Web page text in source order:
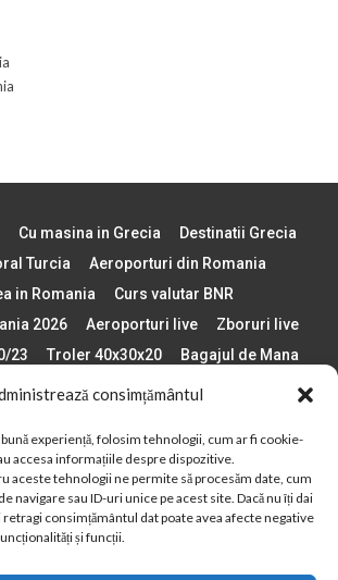
consimțământul
experiență, folosim tehnologii, cum ar fi cookie-
accesa informațiile despre dispozitive.
aceste tehnologii ne permite să procesăm date, cum
navigare sau ID-uri unice pe acest site. Dacă nu îți dai
consimțământul dat poate avea afecte negative
și funcții.
Cu masina in Grecia
Destinatii Grecia
Turcia
Aeroporturi din Romania
in Romania
Curs valutar BNR
2026
Aeroporturi live
Zboruri live
23
Troler 40x30x20
Bagajul de Mana
2026
Cele mai bune telefoane
Europa
Concerte Romania 2025
Când se schimba ora în 2026
1 sezon 2026
Boarding Pass
Politică cookie-uri (UE)